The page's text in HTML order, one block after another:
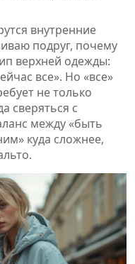
внутренние
подруг, почему
верхней одежды:
все». Но «все»
не только
сверяться с
между «быть
куда сложнее,